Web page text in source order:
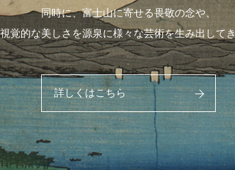
同時に、富士山に寄せる畏敬の念や、
覚的な美しさを源泉に様々な芸術を生み出して
詳しくはこちら